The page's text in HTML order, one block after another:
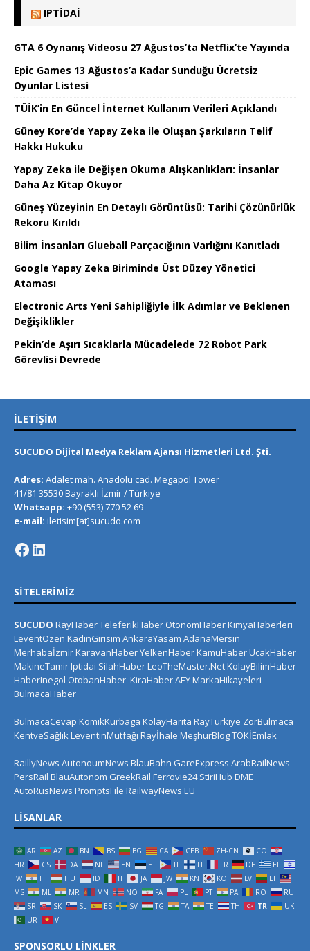
IPTIDAI
GTA 6 Oynanış Videosu 27 Ağustos’ta Netflix’te Yayında
Epic Games 13 Ağustos’a Kadar Sunduğu Ücretsiz
Oyunlar Listesi
TÜİK’in En Güncel İnternet Kullanım Verileri Açıklandı
Güney Kore’de Yapay Zeka ile Oluşan Şarkıların Telif
Hakkı Hukuku
Yapay Zeka ile Değişen Okuma Alışkanlıkları: İnsanlar
Daha Az Kitap Okuyor
Güneş Yüzeyinin En Detaylı Görüntüsü: Tarihi Çözünürlük
Rekoru Kırıldı
Bilim İnsanları Glueball Parçacığının Varlığını Kanıtladı
Google Yapay Zeka Biriminde Üst Düzey Yönetici
Ataması
Electronic Arts Yeni Sahipliğiyle İlk Adımlar ve Beklenen
Değişiklikler
Pekin’de Aşırı Sıcaklarla Mücadelede 72 Robot Park
Görevlisi Devrede
İLETIŞIM
SUCUDO Dijital Medya Reklam Ajansı Hizmetleri Ltd. Şti.
Adres: Adalet mah. Anadolu cad. Megapol Tower
41/81 35530 Bayraklı İzmir / Türkiye
Whatsapp: +90 (553) 770 52 69
e-mail: iletisim[at]sucudo.com
SITELERIMIZ
SUCUDO RayHaberTeleferikHaber OtonomHaberKimyaHaberleri
LeventÖzen KadinGirisim AnkaraYasam AdanaMersin
MerhabaİzmirKaravanHaberYelkenHaberKamuHaberUcakHaber
MakineTamirIptidai SilahHaberLeoTheMaster.NetKolayBilimHaber
HaberInegol OtobanHaber KiraHaberAEYMarkaHikayeleri
BulmacaHaber
BulmacaCevap KomikKurbaga KolayHarita RayTurkiye ZorBulmaca
KentveSağlıkLeventinMutfağı Rayİhale MeşhurBlogTOKİEmlak
RaillyNews AutonoumNews BlauBahn GareExpress ArabRailNews
PersRail BlauAutonom GreekRail Ferrovie24 StiriHub DME
AutoRusNews PromptsFile RailwayNews EU
LISANLAR
AR AZ BN BS BG CA CEB ZH-CN
CO
HR
CS DA NL EN ET TL FI FR DE
EL
IW
HI HU ID IT JA JW KN KO LV
LT
MS
ML MR MN NO FA PL PT PA RO
RU
SR
SK SL ES SV TG TA TE TH TR
UK
UR
VI
SPONSORLU LINKLER